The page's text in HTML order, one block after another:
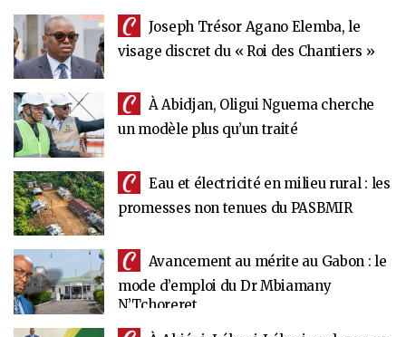
Joseph Trésor Agano Elemba, le
visage discret du « Roi des Chantiers »
À Abidjan, Oligui Nguema cherche
un modèle plus qu’un traité
Eau et électricité en milieu rural : les
promesses non tenues du PASBMIR
Avancement au mérite au Gabon : le
mode d’emploi du Dr Mbiamany
N’Tchoreret